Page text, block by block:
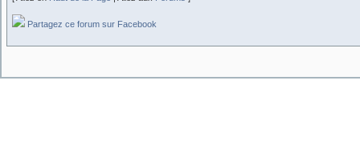
Partagez ce forum sur Facebook